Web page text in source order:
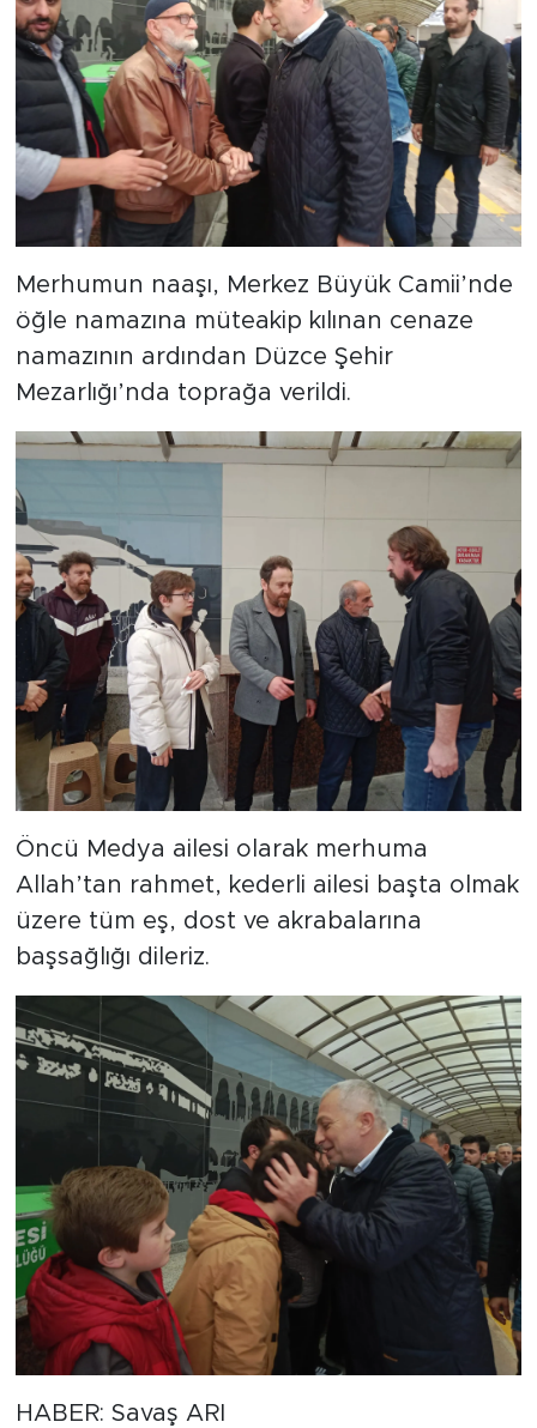
Merhumun naaşı, Merkez Büyük Camii’nde
öğle namazına müteakip kılınan cenaze
namazının ardından Düzce Şehir
Mezarlığı’nda toprağa verildi.
Öncü Medya ailesi olarak merhuma
Allah’tan rahmet, kederli ailesi başta olmak
üzere tüm eş, dost ve akrabalarına
başsağlığı dileriz.
HABER: Savaş ARI